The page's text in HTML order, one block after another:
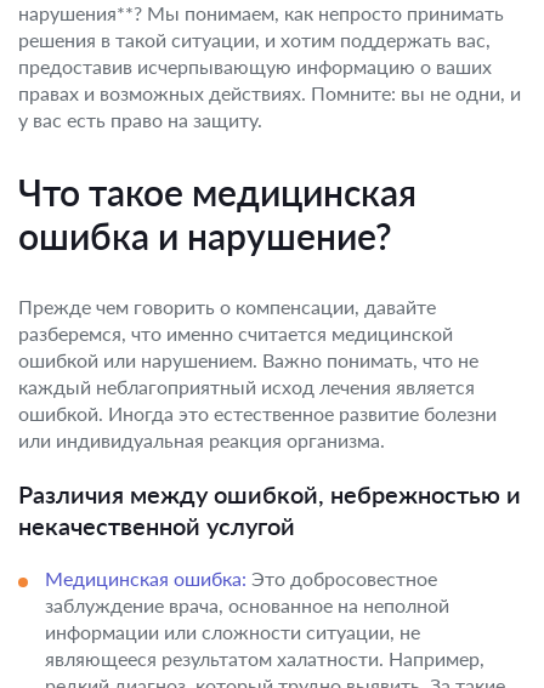
нарушения**? Мы понимаем, как непросто принимать
решения в такой ситуации, и хотим поддержать вас,
предоставив исчерпывающую информацию о ваших
правах и возможных действиях. Помните: вы не одни, и
у вас есть право на защиту.
Что такое медицинская
ошибка и нарушение?
Прежде чем говорить о компенсации, давайте
разберемся, что именно считается медицинской
ошибкой или нарушением. Важно понимать, что не
каждый неблагоприятный исход лечения является
ошибкой. Иногда это естественное развитие болезни
или индивидуальная реакция организма.
Различия между ошибкой, небрежностью и
некачественной услугой
Медицинская ошибка: Это добросовестное
заблуждение врача, основанное на неполной
информации или сложности ситуации, не
являющееся результатом халатности. Например,